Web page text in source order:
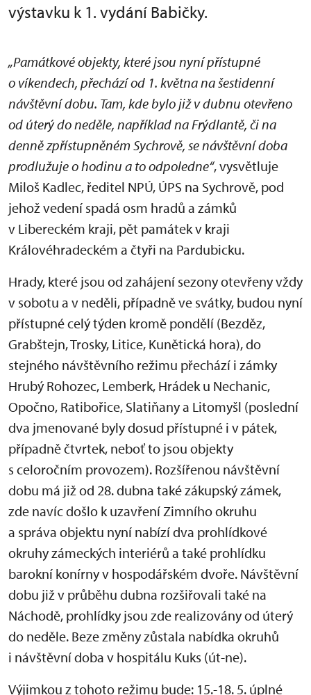
výstavku k 1. vydání Babičky.
„Památkové objekty, které jsou nyní přístupné
o víkendech, přechází od 1. května na šestidenní
návštěvní dobu. Tam, kde bylo již v dubnu otevřeno
od úterý do neděle, například na Frýdlantě, či na
denně zpřístupněném Sychrově, se návštěvní doba
prodlužuje o hodinu a to odpoledne“, vysvětluje
Miloš Kadlec, ředitel NPÚ, ÚPS na Sychrově, pod
jehož vedení spadá osm hradů a zámků
v Libereckém kraji, pět památek v kraji
Královéhradeckém a čtyři na Pardubicku.
Hrady, které jsou od zahájení sezony otevřeny vždy
v sobotu a v neděli, případně ve svátky, budou nyní
přístupné celý týden kromě pondělí (Bezděz,
Grabštejn, Trosky, Litice, Kunětická hora), do
stejného návštěvního režimu přechází i zámky
Hrubý Rohozec, Lemberk, Hrádek u Nechanic,
Opočno, Ratibořice, Slatiňany a Litomyšl (poslední
dva jmenované byly dosud přístupné i v pátek,
případně čtvrtek, neboť to jsou objekty
s celoročním provozem). Rozšířenou návštěvní
dobu má již od 28. dubna také zákupský zámek,
zde navíc došlo k uzavření Zimního okruhu
a správa objektu nyní nabízí dva prohlídkové
okruhy zámeckých interiérů a také prohlídku
barokní konírny v hospodářském dvoře. Návštěvní
dobu již v průběhu dubna rozšiřovali také na
Náchodě, prohlídky jsou zde realizovány od úterý
do neděle. Beze změny zůstala nabídka okruhů
i návštěvní doba v hospitálu Kuks (út-ne).
Výjimkou z tohoto režimu bude: 15.-18. 5. úplné